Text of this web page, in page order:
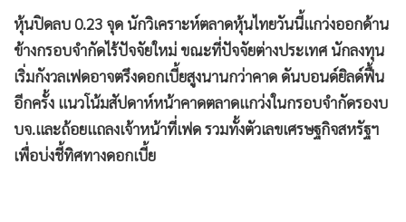
• จีน
• ชุมชน-คุณภาพชีวิต
• อาชญากรรม
• Motoring
• เกม
• วิทยาศาสตร์
หุ้นปิดลบ 0.23 จุด นักวิเคราะห์ตลาดหุ้นไทยวันนี้แกว่งออกด้าน
ข้างกรอบจำกัดไร้ปัจจัยใหม่ ขณะที่ปัจจัยต่างประเทศ นักลงทุน
เริ่มกังวลเฟดอาจตรึงดอกเบี้ยสูงนานกว่าคาด ดันบอนด์ยิลด์ฟื้น
อีกครั้ง แนวโน้มสัปดาห์หน้าคาดตลาดแกว่งในกรอบจำกัดรองบ
บจ.และถ้อยแถลงเจ้าหน้าที่เฟด รวมทั้งตัวเลขเศรษฐกิจสหรัฐฯ
เพื่อบ่งชี้ทิศทางดอกเบี้ย